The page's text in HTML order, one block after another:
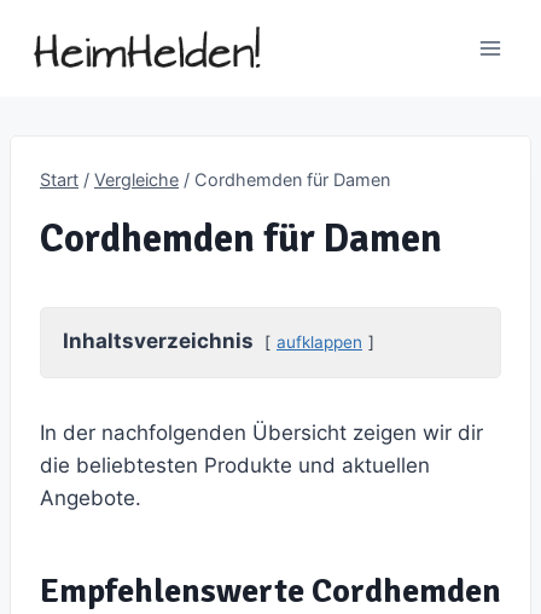
Inhalt
Start / Vergleiche / Cordhemden für Damen
Cordhemden für Damen
Inhaltsverzeichnis aufklappen
In der nachfolgenden Übersicht zeigen wir dir
die beliebtesten Produkte und aktuellen
Angebote.
Empfehlenswerte Cordhemden